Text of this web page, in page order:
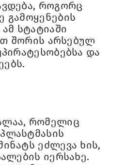
როგორც
გამოყენების
სტატიაში
შორის არსებულ
და
რომელიც
ეძლევა ხის,
იერსახე.